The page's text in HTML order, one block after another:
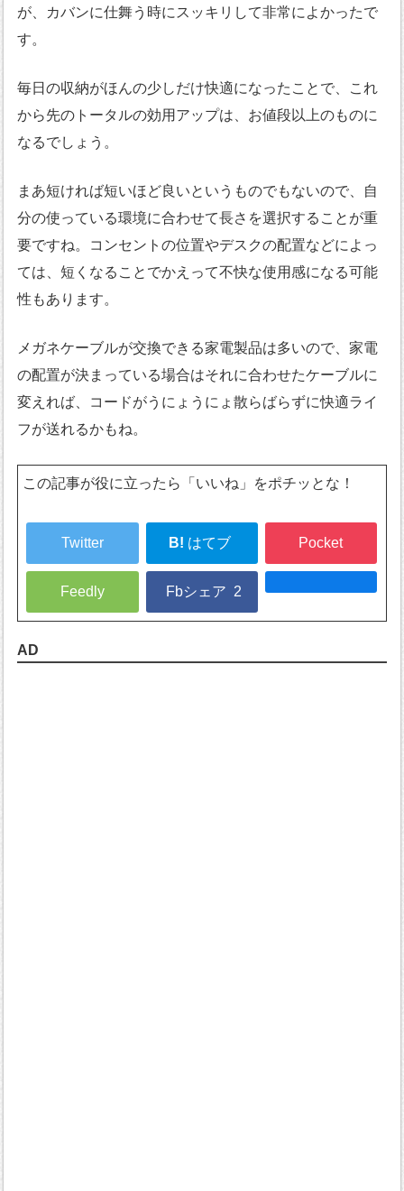
が、カバンに仕舞う時にスッキリして非常によかったで
す。
毎日の収納がほんの少しだけ快適になったことで、これ
から先のトータルの効用アップは、お値段以上のものに
なるでしょう。
まあ短ければ短いほど良いというものでもないので、自
分の使っている環境に合わせて長さを選択することが重
要ですね。コンセントの位置やデスクの配置などによっ
ては、短くなることでかえって不快な使用感になる可能
性もあります。
メガネケーブルが交換できる家電製品は多いので、家電
の配置が決まっている場合はそれに合わせたケーブルに
変えれば、コードがうにょうにょ散らばらずに快適ライ
フが送れるかもね。
この記事が役に立ったら「いいね」をポチッとな！
Twitter B! はてブ Pocket
Feedly Fbシェア 2
AD